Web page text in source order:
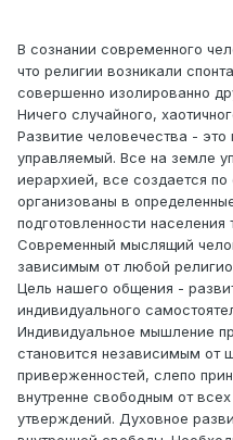
В сознании современного
что религии возникали
совершенно изолированно
Ничего случайного,
Развитие человечества -
управляемый. Все на земле
иерархией, все создается
организованы в
подготовленности населения
Современный мыслящий
зависимым от любой
Цель нашего общения -
индивидуального
Индивидуальное мышление
становится независимым от
приверженностей, слепо
внутренне свободным от
утверждений. Духовное